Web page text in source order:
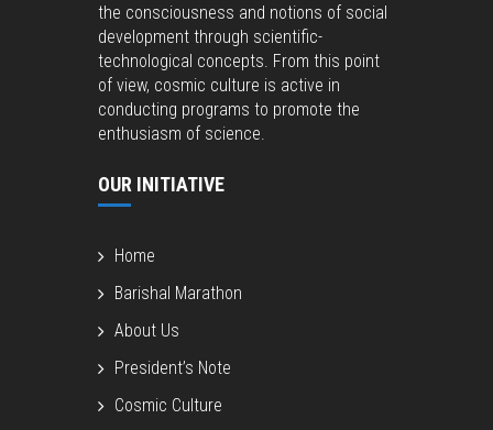
the consciousness and notions of social
development through scientific-
technological concepts. From this point
of view, cosmic culture is active in
conducting programs to promote the
enthusiasm of science.
OUR INITIATIVE
Home
Barishal Marathon
About Us
President’s Note
Cosmic Culture